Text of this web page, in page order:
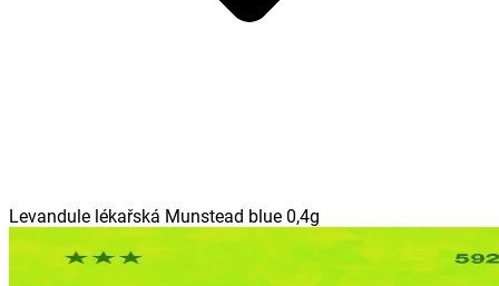
Levandule lékařská Munstead blue 0,4g